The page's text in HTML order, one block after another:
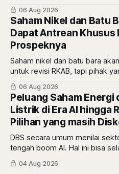
06 Aug 2026
Saham Nikel dan Batu
Dapat Antrean Khusus
Prospeknya
Saham nikel dan batu bara
untuk revisi RKAB, tapi pihak
adalah pemberi rasio royalti
06 Aug 2026
Peluang Saham Energi
Listrik di Era AI hingga
Pilihan yang masih
DBS secara umum menilai
tengah boom AI. Hal ini bisa
berbeda dari Mikirduit yang
menarik karena faktor El Nino.
04 Aug 2026